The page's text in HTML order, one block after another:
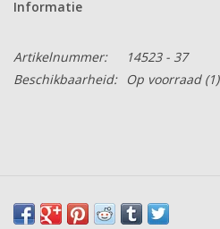
Informatie
Artikelnummer:
14523 - 37
Beschikbaarheid:
Op voorraad(1)